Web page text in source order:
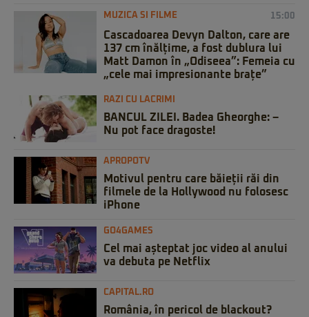
MUZICA SI FILME 15:00
Cascadoarea Devyn Dalton, care are
137 cm înălțime, a fost dublura lui
Matt Damon în „Odiseea”: Femeia cu
„cele mai impresionante brațe”
RAZI CU LACRIMI
BANCUL ZILEI. Badea Gheorghe: –
Nu pot face dragoste!
APROPOTV
Motivul pentru care băieții răi din
filmele de la Hollywood nu folosesc
iPhone
GO4GAMES
Cel mai așteptat joc video al anului
va debuta pe Netflix
CAPITAL.RO
România, în pericol de blackout?